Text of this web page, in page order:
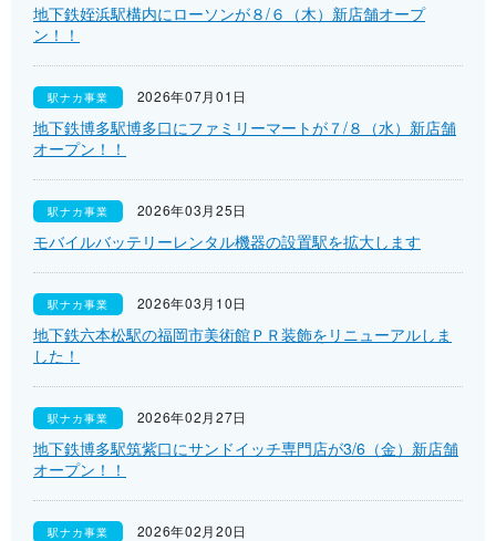
地下鉄姪浜駅構内にローソンが８/６（木）新店舗オープ
ン！！
駅ナカ事業 2026年07月01日
地下鉄博多駅博多口にファミリーマートが７/８（水）新店舗
オープン！！
駅ナカ事業 2026年03月25日
モバイルバッテリーレンタル機器の設置駅を拡大します
駅ナカ事業 2026年03月10日
地下鉄六本松駅の福岡市美術館ＰＲ装飾をリニューアルしま
した！
駅ナカ事業 2026年02月27日
地下鉄博多駅筑紫口にサンドイッチ専門店が3/6（金）新店舗
オープン！！
駅ナカ事業 2026年02月20日